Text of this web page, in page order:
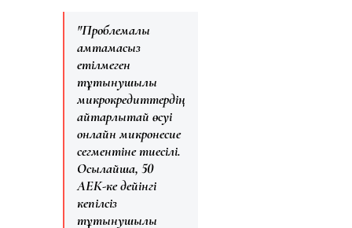
"Проблемалық
қамтамасыз
етілмеген
тұтынушылық
микрокредиттердің
айтарлықтай өсуі
онлайн микронесие
сегментіне тиесілі.
Осылайша, 50
АЕК-ке дейінгі
кепілсіз
тұтынушылық